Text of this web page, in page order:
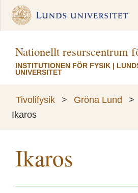
Nationellt resurscentrum
INSTITUTIONEN FÖR FYSIK |
UNIVERSITET
Tivolifysik > Gröna Lund >
Ikaros
Ikaros